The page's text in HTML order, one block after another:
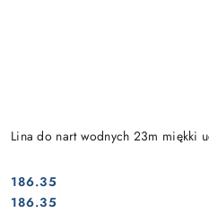
Lina do nart wodnych 23m miękki
Cena:
186.35
Cena:
186.35